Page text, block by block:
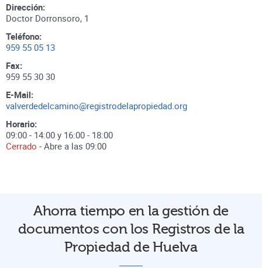
Dirección:
Doctor Dorronsoro, 1
Teléfono:
959 55 05 13
Fax:
959 55 30 30
E-Mail:
valverdedelcamino@registrodelapropiedad.org
Horario:
09:00 - 14:00 y 16:00 - 18:00
Cerrado - Abre a las 09:00
Ahorra tiempo en la gestión de
documentos con los Registros de la
Propiedad de Huelva